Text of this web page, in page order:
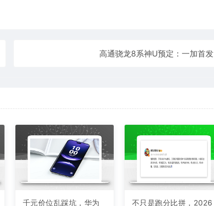
高通骁龙8系神U预定：一加首发
千元价位乱踩坑，华为
不只是跑分比拼，2026